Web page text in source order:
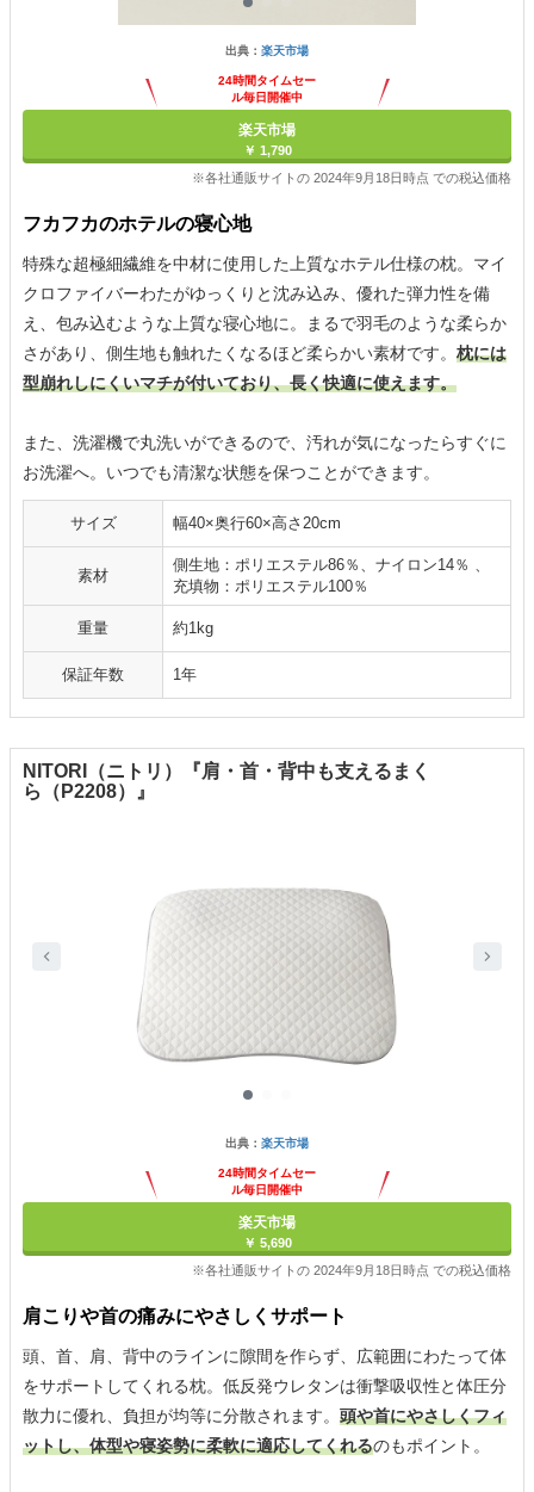
出典： 楽天市場
24時間タイムセー
ル毎日開催中
楽天市場
￥ 1,790
※各社通販サイトの 2024年9月18日時点 での税込価格
フカフカのホテルの寝心地
特殊な超極細繊維を中材に使用した上質なホテル仕様の枕。マイ
クロファイバーわたがゆっくりと沈み込み、優れた弾力性を備
え、包み込むような上質な寝心地に。まるで羽毛のような柔らか
さがあり、側生地も触れたくなるほど柔らかい素材です。 枕には
型崩れしにくいマチが付いており、長く快適に使えます。
また、洗濯機で丸洗いができるので、汚れが気になったらすぐに
お洗濯へ。いつでも清潔な状態を保つことができます。
サイズ 幅40×奥行60×高さ20cm
素材
側生地：ポリエステル86％、ナイロン14％ 、
充填物：ポリエステル100％
重量 約1kg
保証年数 1年
NITORI（ニトリ）『肩・首・背中も支えるまく
ら（P2208）』
出典： 楽天市場
24時間タイムセー
ル毎日開催中
楽天市場
￥ 5,690
※各社通販サイトの 2024年9月18日時点 での税込価格
肩こりや首の痛みにやさしくサポート
頭、首、肩、背中のラインに隙間を作らず、広範囲にわたって体
をサポートしてくれる枕。低反発ウレタンは衝撃吸収性と体圧分
散力に優れ、負担が均等に分散されます。 頭や首にやさしくフィ
ットし、体型や寝姿勢に柔軟に適応してくれるのもポイント。